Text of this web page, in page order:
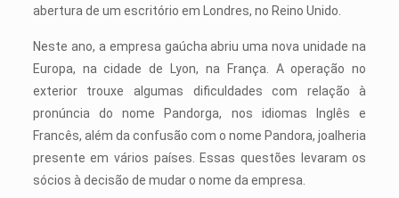
abertura de um escritório em Londres, no Reino Unido.
Neste ano, a empresa gaúcha abriu uma nova unidade na
Europa, na cidade de Lyon, na França. A operação no
exterior trouxe algumas dificuldades com relação à
pronúncia do nome Pandorga, nos idiomas Inglês e
Francês, além da confusão com o nome Pandora, joalheria
presente em vários países. Essas questões levaram os
sócios à decisão de mudar o nome da empresa.